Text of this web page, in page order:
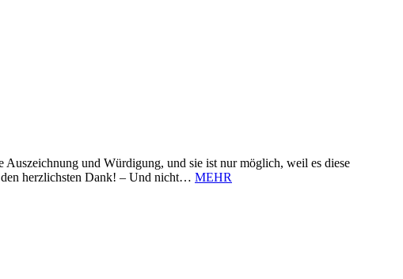
Auszeichnung und Würdigung, und sie ist nur möglich, weil es diese
herzlichsten Dank! – Und nicht… MEHR